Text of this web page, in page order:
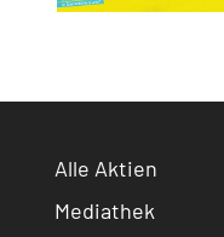
Alle Aktien
Mediathek